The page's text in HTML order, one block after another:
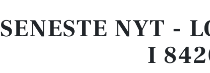
SENESTE NYT -
I